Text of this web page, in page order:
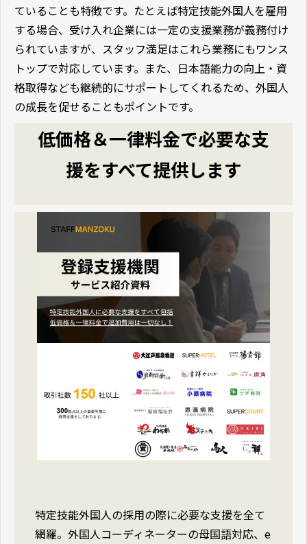
ていることも特徴です。たとえば特定技能外国人を雇用
する場合、受け入れ企業には一定の支援業務が義務付け
られていますが、スタッフ満足はこれら業務にもワンス
トップで対応しています。また、日本語能力の向上・資
格取得なども継続的にサポートしてくれるため、外国人
の成長を促せることもポイントです。
低価格＆一律料金で必要な支
援をすべて提供します
特定技能外国人の採用の際に必要な支援を全て
網羅。外国人コーディネーターの母国語対応、e